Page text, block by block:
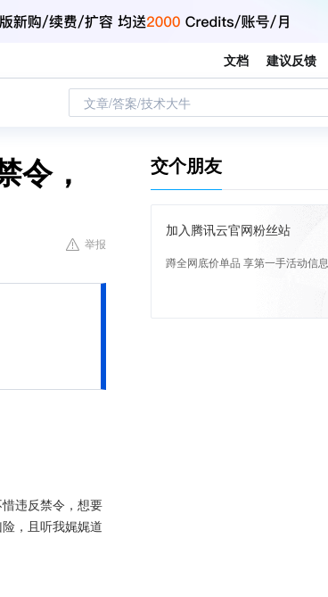
文档 建议反馈
文章/答案/技术大牛
令，
举报
违反禁令，想要
，且听我娓娓道
交个朋友
加入腾讯云官网粉丝站
蹲全网底价单品 享第一手活动信息